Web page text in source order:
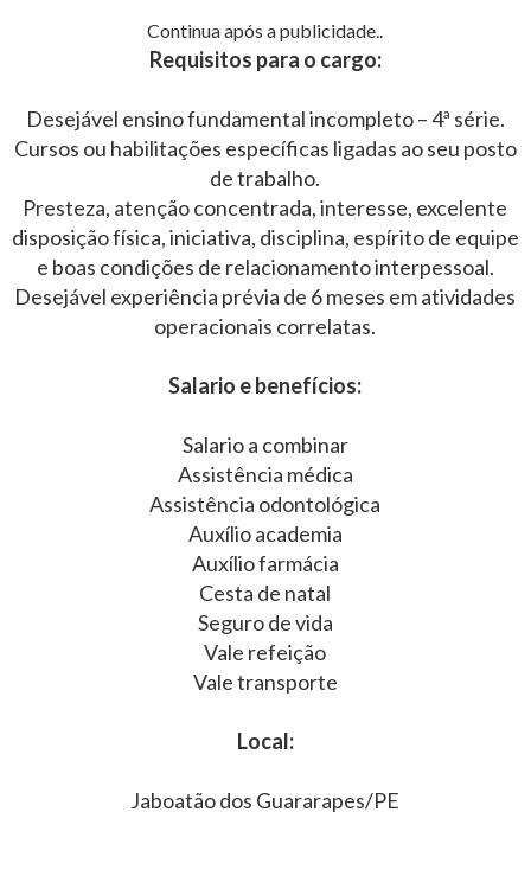
Continua após a publicidade..
Requisitos para o cargo:
Desejável ensino fundamental incompleto – 4ª série.
Cursos ou habilitações específicas ligadas ao seu posto
de trabalho.
Presteza, atenção concentrada, interesse, excelente
disposição física, iniciativa, disciplina, espírito de equipe
e boas condições de relacionamento interpessoal.
Desejável experiência prévia de 6 meses em atividades
operacionais correlatas.
Salario e benefícios:
Salario a combinar
Assistência médica
Assistência odontológica
Auxílio academia
Auxílio farmácia
Cesta de natal
Seguro de vida
Vale refeição
Vale transporte
Local:
Jaboatão dos Guararapes/PE